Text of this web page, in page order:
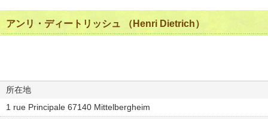
アンリ・ディートリッシュ （Henri Dietrich）
所在地
1 rue Principale 67140 Mittelbergheim